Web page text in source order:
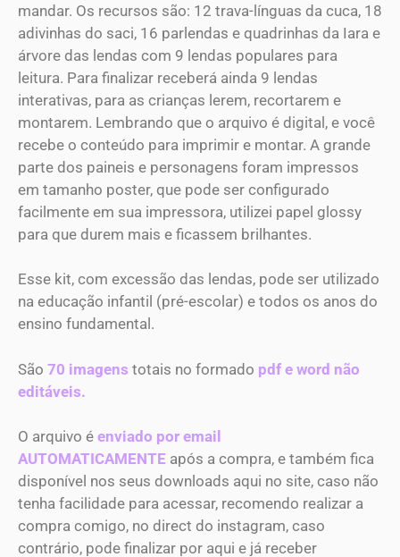
mandar. Os recursos são: 12 trava-línguas da cuca, 18
adivinhas do saci, 16 parlendas e quadrinhas da Iara e
árvore das lendas com 9 lendas populares para
leitura. Para finalizar receberá ainda 9 lendas
interativas, para as crianças lerem, recortarem e
montarem. Lembrando que o arquivo é digital, e você
recebe o conteúdo para imprimir e montar. A grande
parte dos paineis e personagens foram impressos
em tamanho poster, que pode ser configurado
facilmente em sua impressora, utilizei papel glossy
para que durem mais e ficassem brilhantes.
Esse kit, com excessão das lendas, pode ser utilizado
na educação infantil (pré-escolar) e todos os anos do
ensino fundamental.
São 70 imagens totais no formado pdf e word não
editáveis.
O arquivo é enviado por email
AUTOMATICAMENTE após a compra, e também fica
disponível nos seus downloads aqui no site, caso não
tenha facilidade para acessar, recomendo realizar a
compra comigo, no direct do instagram, caso
contrário, pode finalizar por aqui e já receber